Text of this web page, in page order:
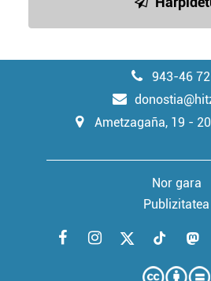
943-46
Ametzagaña, 19 -
Nor gara
Publizitatea